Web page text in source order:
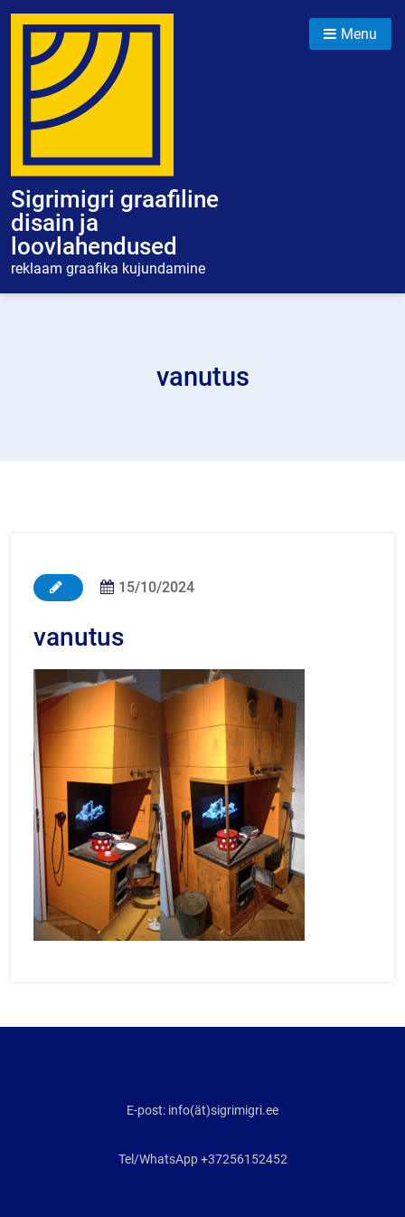
Skip
content
Sigrimigri graafiline
disain ja
loovlahendused
reklaam graafika kujundamine
Menu
vanutus
15/10/2024
vanutus
E-post: info(ät)sigrimigri.ee
Tel/WhatsApp +37256152452